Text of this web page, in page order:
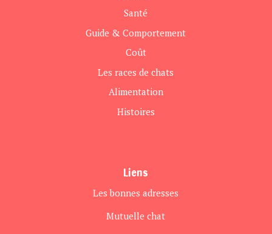
Santé
Guide & Comportement
Coût
Les races de chats
Alimentation
Histoires
Liens
Les bonnes adresses
Mutuelle chat